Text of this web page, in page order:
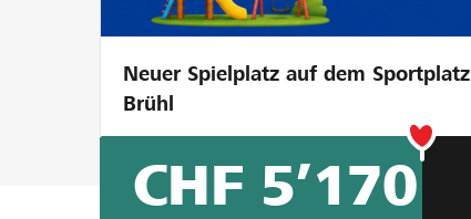
Neuer Spielplatz auf dem Sportplatz
Brühl
CHF 5’170